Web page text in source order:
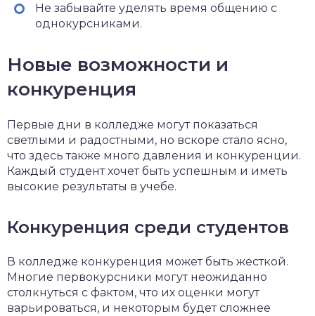
Не забывайте уделять время общению с
однокурсниками.
Новые возможности и
конкуренция
Первые дни в колледже могут показаться
светлыми и радостными, но вскоре стало ясно,
что здесь также много давления и конкуренции.
Каждый студент хочет быть успешным и иметь
высокие результаты в учебе.
Конкуренция среди студентов
В колледже конкуренция может быть жесткой.
Многие первокурсники могут неожиданно
столкнуться с фактом, что их оценки могут
варьироваться, и некоторым будет сложнее